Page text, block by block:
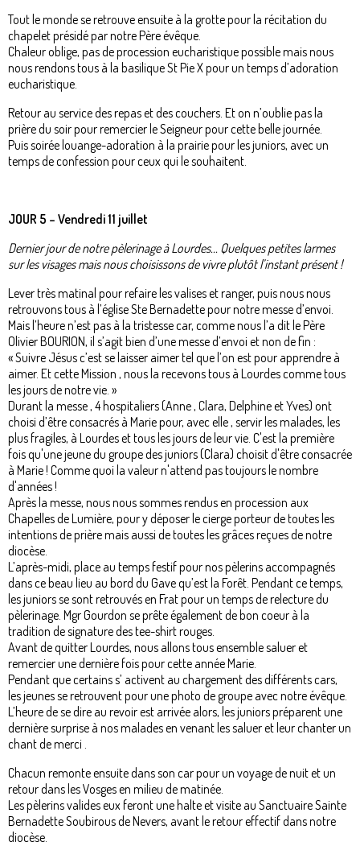
Tout le monde se retrouve ensuite à la grotte pour la récitation du
chapelet présidé par notre Père évêque.
Chaleur oblige, pas de procession eucharistique possible mais nous
nous rendons tous à la basilique St Pie X pour un temps d’adoration
eucharistique.
Retour au service des repas et des couchers. Et on n’oublie pas la
prière du soir pour remercier le Seigneur pour cette belle journée.
Puis soirée louange-adoration à la prairie pour les juniors, avec un
temps de confession pour ceux qui le souhaitent.
JOUR 5 – Vendredi 11 juillet
Dernier jour de notre pèlerinage à Lourdes... Quelques petites larmes
sur les visages mais nous choisissons de vivre plutôt l’instant présent !
Lever très matinal pour refaire les valises et ranger, puis nous nous
retrouvons tous à l’église Ste Bernadette pour notre messe d’envoi.
Mais l’heure n’est pas à la tristesse car, comme nous l’a dit le Père
Olivier BOURION, il s’agit bien d’une messe d’envoi et non de fin :
« Suivre Jésus c’est se laisser aimer tel que l’on est pour apprendre à
aimer. Et cette Mission , nous la recevons tous à Lourdes comme tous
les jours de notre vie. »
Durant la messe , 4 hospitaliers (Anne , Clara, Delphine et Yves) ont
choisi d’être consacrés à Marie pour, avec elle , servir les malades, les
plus fragiles, à Lourdes et tous les jours de leur vie. C'est la première
fois qu'une jeune du groupe des juniors (Clara) choisit d'être consacrée
à Marie ! Comme quoi la valeur n'attend pas toujours le nombre
d'années !
Après la messe, nous nous sommes rendus en procession aux
Chapelles de Lumière, pour y déposer le cierge porteur de toutes les
intentions de prière mais aussi de toutes les grâces reçues de notre
diocèse.
L’après-midi, place au temps festif pour nos pèlerins accompagnés
dans ce beau lieu au bord du Gave qu’est la Forêt. Pendant ce temps,
les juniors se sont retrouvés en Frat pour un temps de relecture du
pèlerinage. Mgr Gourdon se prête également de bon coeur à la
tradition de signature des tee-shirt rouges.
Avant de quitter Lourdes, nous allons tous ensemble saluer et
remercier une dernière fois pour cette année Marie.
Pendant que certains s’ activent au chargement des différents cars,
les jeunes se retrouvent pour une photo de groupe avec notre évêque.
L’heure de se dire au revoir est arrivée alors, les juniors préparent une
dernière surprise à nos malades en venant les saluer et leur chanter un
chant de merci .
Chacun remonte ensuite dans son car pour un voyage de nuit et un
retour dans les Vosges en milieu de matinée.
Les pèlerins valides eux feront une halte et visite au Sanctuaire Sainte
Bernadette Soubirous de Nevers, avant le retour effectif dans notre
diocèse.